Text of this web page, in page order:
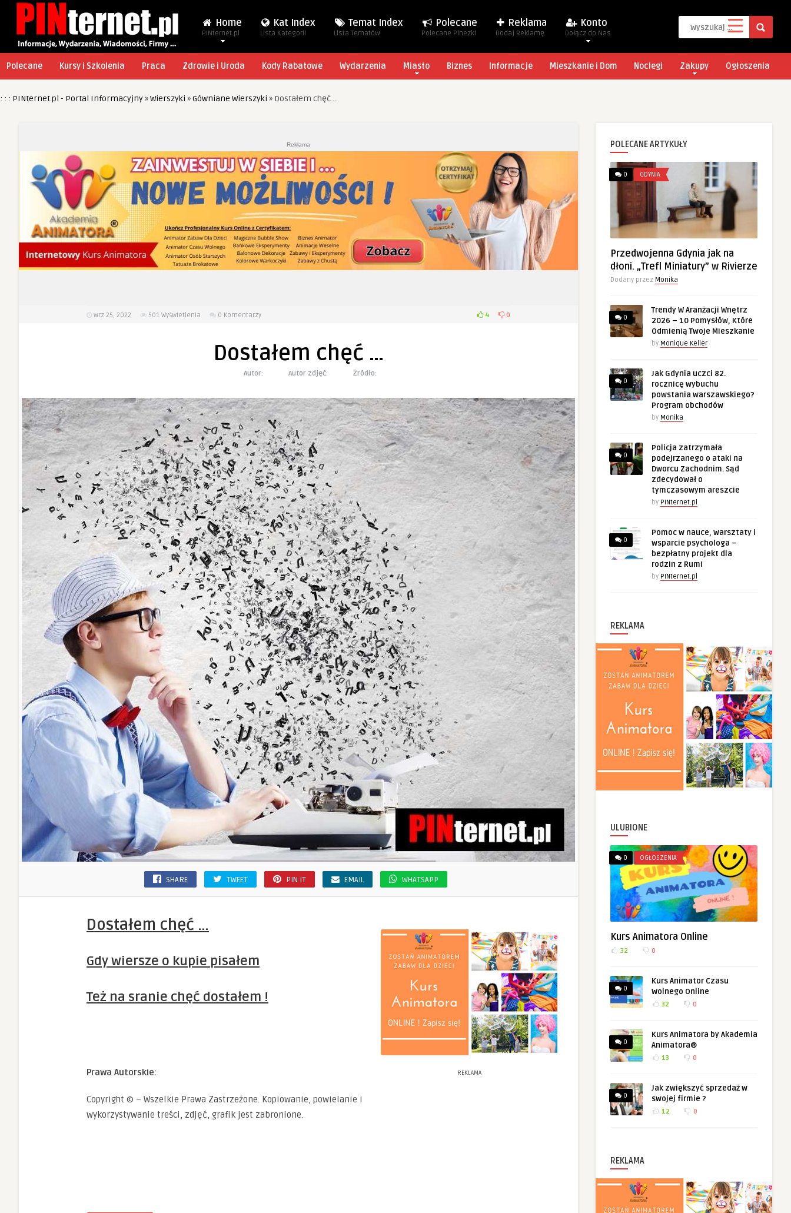
Home
PINternet.pl
Kat Index
Lista Kategorii
Temat Index
Lista Tematów
Polecane
Polecane Pinezki
Reklama
Dodaj Reklamę
Konto
Dołącz do Nas
Polecane Kursy i Szkolenia Praca Zdrowie i Uroda Kody Rabatowe Wydarzenia Miasto Biznes Informacje Mieszkanie i Dom Noclegi Zakupy Ogłoszenia
: : : PINternet.pl - Portal Informacyjny»Wierszyki »Gówniane Wierszyki » Dostałem chęć …
Reklama
wrz 25, 2022 501 Wyświetlenia 0 Komentarzy 4 0
Dostałem chęć …
Autor: Autor zdjęć: Żródło:
SHARE TWEET PIN IT EMAIL WHATSAPP
REKLAMA
Dostałem chęć …
Gdy wiersze o kupie pisałem
Też na sranie chęć dostałem !
Prawa Autorskie:
Copyright © – Wszelkie Prawa Zastrzeżone. Kopiowanie, powielanie i
wykorzystywanie treści, zdjęć, grafik jest zabronione.
POLECANE ARTYKUŁY
0 GDYNIA
Przedwojenna Gdynia jak na
dłoni. „Trefl Miniatury” w Rivierze
Dodany przez Monika
0
Trendy W Aranżacji Wnętrz
2026 – 10 Pomysłów, Które
Odmienią Twoje Mieszkanie
by Monique Keller
0
Jak Gdynia uczci 82.
rocznicę wybuchu
powstania warszawskiego?
Program obchodów
by Monika
0
Policja zatrzymała
podejrzanego o ataki na
Dworcu Zachodnim. Sąd
zdecydował o
tymczasowym areszcie
by PINternet.pl
0
Pomoc w nauce, warsztaty i
wsparcie psychologa –
bezpłatny projekt dla
rodzin z Rumi
by PINternet.pl
REKLAMA
ULUBIONE
0 OGŁOSZENIA
Kurs Animatora Online
32 0
0
Kurs Animator Czasu
Wolnego Online
32 0
0
Kurs Animatora by Akademia
Animatora®
13 0
0
Jak zwiększyć sprzedaż w
swojej firmie ?
12 0
REKLAMA